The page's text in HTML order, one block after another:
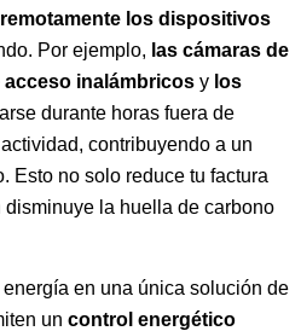
los dispositivos
Por ejemplo, las cámaras de
inalámbricos y los
durante horas fuera de
contribuyendo a un
Esto no solo reduce tu factura
la huella de carbono
en una única solución de
un control energético